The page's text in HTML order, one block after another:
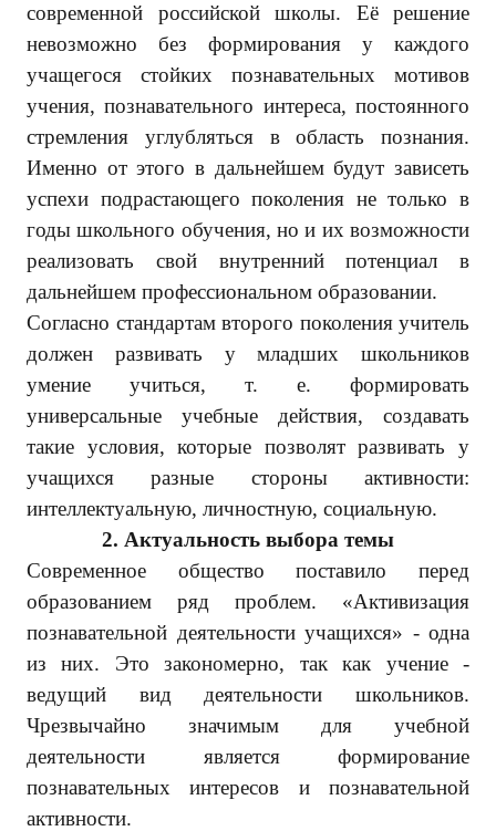
современной российской школы. Её решение
невозможно без формирования у каждого
учащегося стойких познавательных мотивов
учения, познавательного интереса, постоянного
стремления углубляться в область познания.
Именно от этого в дальнейшем будут зависеть
успехи подрастающего поколения не только в
годы школьного обучения, но и их возможности
реализовать свой внутренний потенциал в
дальнейшем профессиональном образовании.
Согласно стандартам второго поколения учитель
должен развивать у младших школьников
умение учиться, т. е. формировать
универсальные учебные действия, создавать
такие условия, которые позволят развивать у
учащихся разные стороны активности:
интеллектуальную, личностную, социальную.
2. Актуальность выбора темы
Современное общество поставило перед
образованием ряд проблем. «Активизация
познавательной деятельности учащихся» - одна
из них. Это закономерно, так как учение -
ведущий вид деятельности школьников.
Чрезвычайно значимым для учебной
деятельности является формирование
познавательных интересов и познавательной
активности.